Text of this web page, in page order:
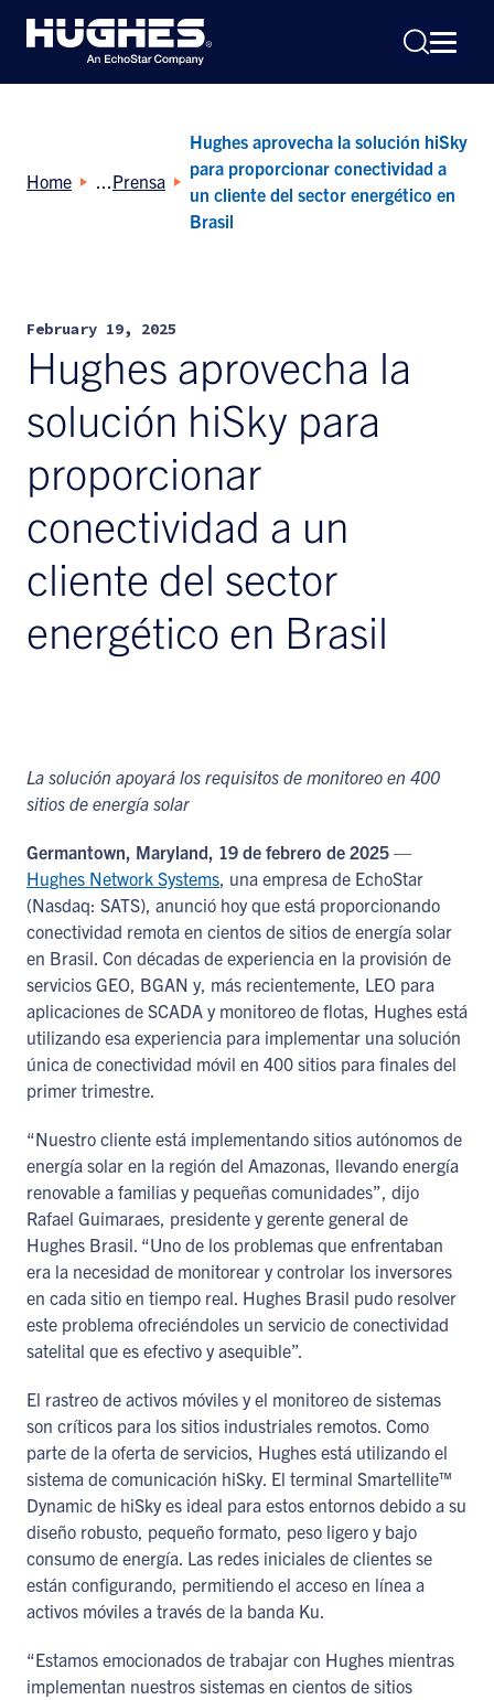
Home Prensa
Hughes aprovecha la solución hiSky
para proporcionar conectividad a
un cliente del sector energético en
Brasil
February 19, 2025
Hughes aprovecha la
solución hiSky para
proporcionar
conectividad a un
cliente del sector
energético en Brasil
La solución apoyará los requisitos de monitoreo en 400
sitios de energía solar
Germantown, Maryland, 19 de febrero de 2025 —
Hughes Network Systems, una empresa de EchoStar
(Nasdaq: SATS), anunció hoy que está proporcionando
conectividad remota en cientos de sitios de energía solar
en Brasil. Con décadas de experiencia en la provisión de
servicios GEO, BGAN y, más recientemente, LEO para
aplicaciones de SCADA y monitoreo de flotas, Hughes está
utilizando esa experiencia para implementar una solución
única de conectividad móvil en 400 sitios para finales del
primer trimestre.
“Nuestro cliente está implementando sitios autónomos de
energía solar en la región del Amazonas, llevando energía
renovable a familias y pequeñas comunidades”, dijo
Rafael Guimaraes, presidente y gerente general de
Hughes Brasil. “Uno de los problemas que enfrentaban
era la necesidad de monitorear y controlar los inversores
en cada sitio en tiempo real. Hughes Brasil pudo resolver
este problema ofreciéndoles un servicio de conectividad
satelital que es efectivo y asequible”.
El rastreo de activos móviles y el monitoreo de sistemas
son críticos para los sitios industriales remotos. Como
parte de la oferta de servicios, Hughes está utilizando el
sistema de comunicación hiSky. El terminal Smartellite™
Dynamic de hiSky es ideal para estos entornos debido a su
diseño robusto, pequeño formato, peso ligero y bajo
consumo de energía. Las redes iniciales de clientes se
están configurando, permitiendo el acceso en línea a
activos móviles a través de la banda Ku.
“Estamos emocionados de trabajar con Hughes mientras
implementan nuestros sistemas en cientos de sitios